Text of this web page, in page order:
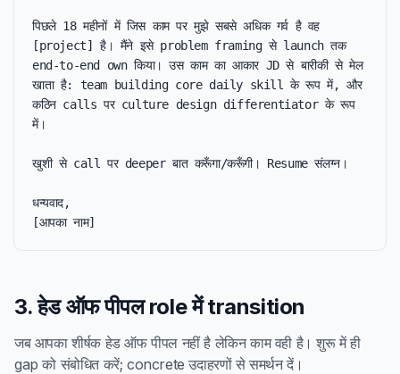
पिछले 18 महीनों में जिस काम पर मुझे सबसे अधिक गर्व है वह
[project] है। मैंने इसे problem framing से launch तक
end-to-end own किया। उस काम का आकार JD से बारीकी से मेल
खाता है: team building core daily skill के रूप में, और
कठिन calls पर culture design differentiator के रूप
में।
खुशी से call पर deeper बात करूँगा/करूँगी। Resume संलग्न।
धन्यवाद,
[आपका नाम]
3. हेड ऑफ पीपल role में transition
जब आपका शीर्षक हेड ऑफ पीपल नहीं है लेकिन काम वही है। शुरू में ही
gap को संबोधित करें; concrete उदाहरणों से समर्थन दें।